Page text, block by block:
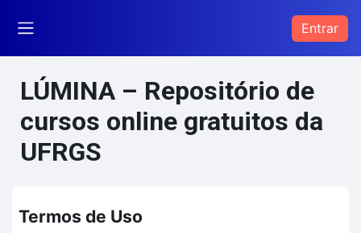
Entrar
LÚMINA – Repositório de
cursos online gratuitos da
UFRGS
Termos de Uso